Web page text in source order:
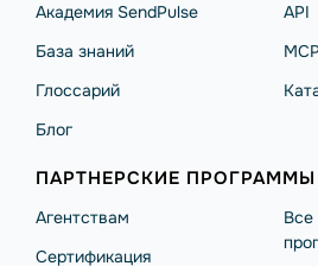
Академия SendPulse
База знаний
Глоссарий
Блог
API
ПАРТНЕРСКИЕ ПРОГРАММЫ
Агентствам
Сертификация
Все